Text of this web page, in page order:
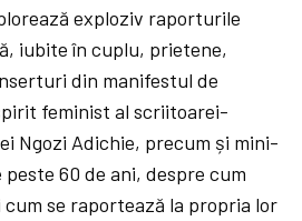
exploziv raporturile
iubite în cuplu, prietene,
din manifestul de
feminist al scriitoarei-
Ngozi Adichie, precum și mini-
60 de ani, despre cum
se raportează la propria lor